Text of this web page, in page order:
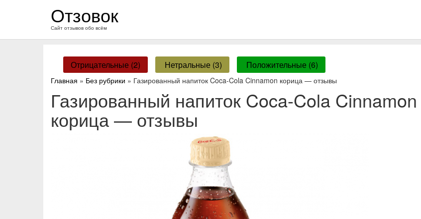
Отзовок
Сайт отзывов обо всём
Отрицательные (2) Нетральные (3) Положительные (6)
Главная » Без рубрики » Газированный напиток Coca-Cola Cinnamon корица — отзывы
Газированный напиток Coca-Cola Cinnamon
корица — отзывы